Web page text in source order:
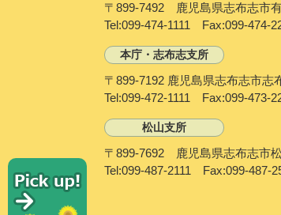
〒899-7492 鹿児島県志布志市
Tel:099-474-1111 Fax:099-474-
本庁・志布志支所
〒899-7192 鹿児島県志布志市志
Tel:099-472-1111 Fax:099-473-
松山支所
〒899-7692 鹿児島県志布志市
Tel:099-487-2111 Fax:099-487-
P
c